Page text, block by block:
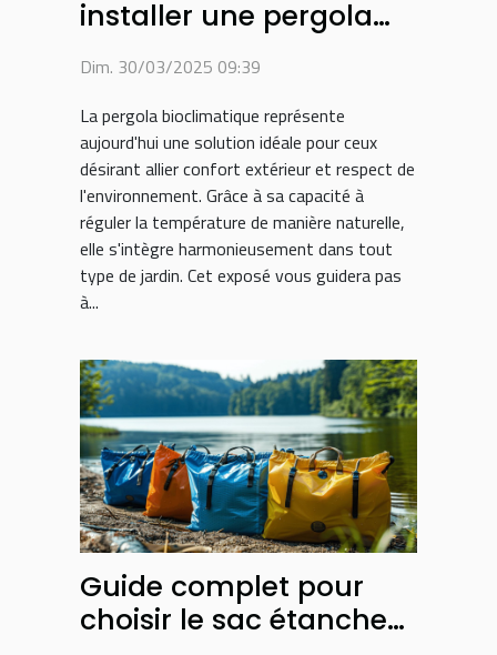
installer une pergola
votre jardin
Dim. 30/03/2025 09:39
La pergola bioclimatique représente
aujourd'hui une solution idéale pour ceux
désirant allier confort extérieur et respect de
l'environnement. Grâce à sa capacité à
réguler la température de manière naturelle,
elle s'intègre harmonieusement dans tout
type de jardin. Cet exposé vous guidera pas
à...
Guide complet pour
choisir le sac étanche